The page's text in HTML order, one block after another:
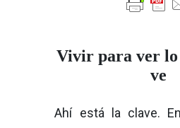
Vivir para ver lo
ve
Ahí está la clave.